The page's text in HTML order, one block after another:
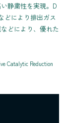
静粛性を実現。D
どにより排出ガス
どにより、優れた
Catalytic Reduction